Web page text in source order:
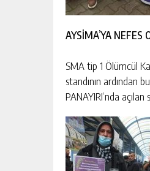
AYSİMA’YA
SMA tip 1 Ölümcül
standının ardından
PANAYIRI’nda